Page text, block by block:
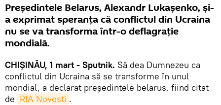
Președintele Belarus, Alexandr Lukașenko, și-
a exprimat speranța că conflictul din Ucraina
nu se va transforma într-o deflagrație
mondială.
CHIȘINĂU, 1 mart - Sputnik. Să dea Dumnezeu ca
conflictul din Ucraina să se transforme în unul
mondial, a declarat președintele belarus, fiind citat
de RIA Novosti .